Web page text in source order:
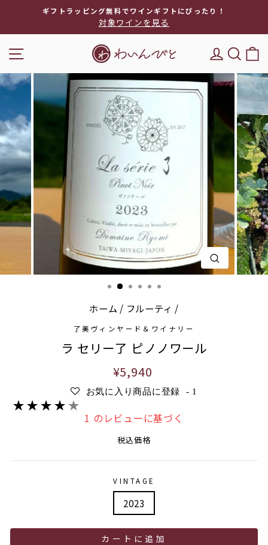
ス
イ
シ
ョ
ー
を
停
止
ギフトラッピング無料でワインギフトにぴったり！
対象ワインを見る
キー
閉じる
ホーム / フルーティ /
了美ヴィンヤード＆ワイナリー
ラ セリー了 ピノノワール
通
価
¥5,940
お気に入り商品に登録 - 1
1 のレビューに基づく
税込価格
VINTAGE
2023
カートに追加